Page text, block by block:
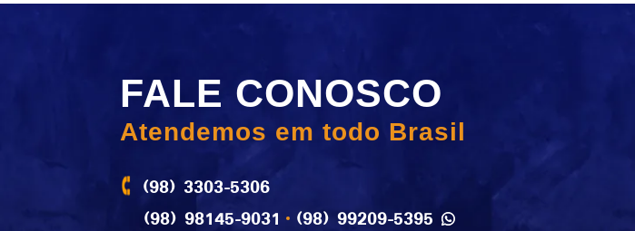
FALE CONOSCO
Atendemos em todo Brasil
(98) 3303-5306
(98) 98145-9031 (98) 99209-5395